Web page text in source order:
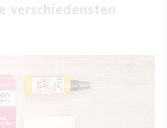
verschiedensten